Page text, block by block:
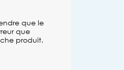
que le
que
produit.